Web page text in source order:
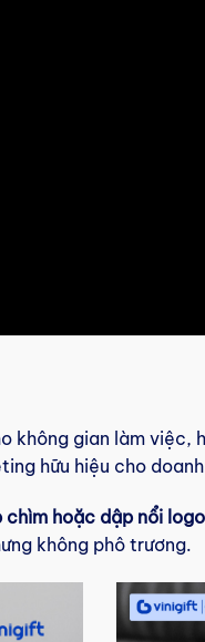
không gian làm
hữu hiệu cho
chìm hoặc dập nổi
không phô trương.